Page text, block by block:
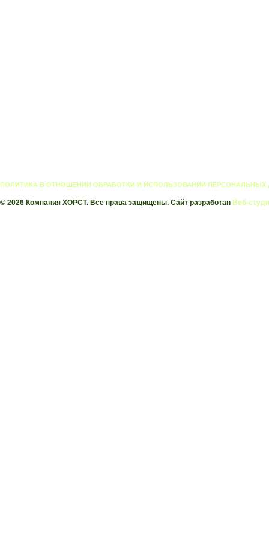
ПОЛИТИКА В ОТНОШЕНИИ ОБРАБОТКИ И ИСПОЛЬЗОВАНИИ ПЕРСОНАЛЬНЫХ
© 2026 Компания ХОРСТ. Все права защищены. Сайт разработан Веб-